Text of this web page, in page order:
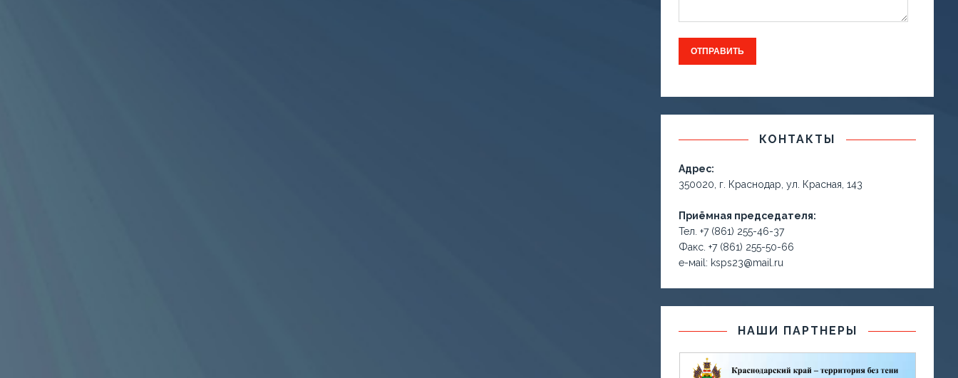
КОНТАКТЫ
Адрес:
350020, г. Краснодар, ул. Красная, 143
Приёмная председателя:
Тел. +7 (861) 255-46-37
Факс. +7 (861) 255-50-66
е-маil: ksps23@mail.ru
НАШИ ПАРТНЕРЫ